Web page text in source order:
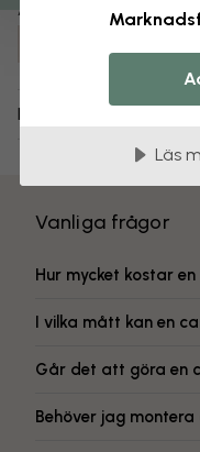
Artikelnummer:
Leverans och returer
Vanliga frågor
Hur mycket kostar
I vilka mått kan en
Går det att göra en
Behöver jag montera
Läs